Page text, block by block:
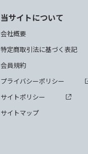
当サイトについて
会社概要
特定商取引法に基づく表記
会員規約
プライバシーポリシー
サイトポリシー
サイトマップ